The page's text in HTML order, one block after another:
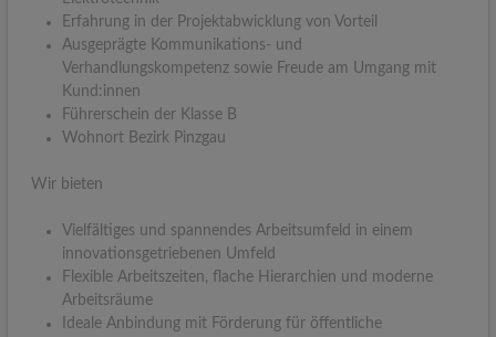
Erfahrung in der Projektabwicklung von Vorteil
Ausgeprägte Kommunikations- und
Verhandlungskompetenz sowie Freude am Umgang mit
Kund:innen
Führerschein der Klasse B
Wohnort Bezirk Pinzgau
Wir bieten
Vielfältiges und spannendes Arbeitsumfeld in einem
innovationsgetriebenen Umfeld
Flexible Arbeitszeiten, flache Hierarchien und moderne
Arbeitsräume
Ideale Anbindung mit Förderung für öffentliche